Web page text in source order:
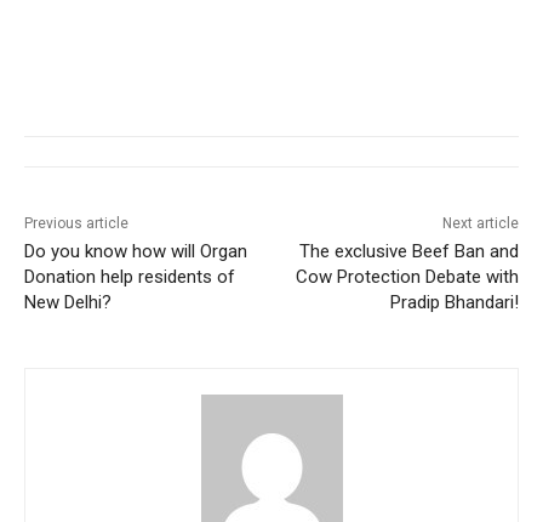
Previous article
Do you know how will Organ
Donation help residents of
New Delhi?
Next article
The exclusive Beef Ban and
Cow Protection Debate with
Pradip Bhandari!